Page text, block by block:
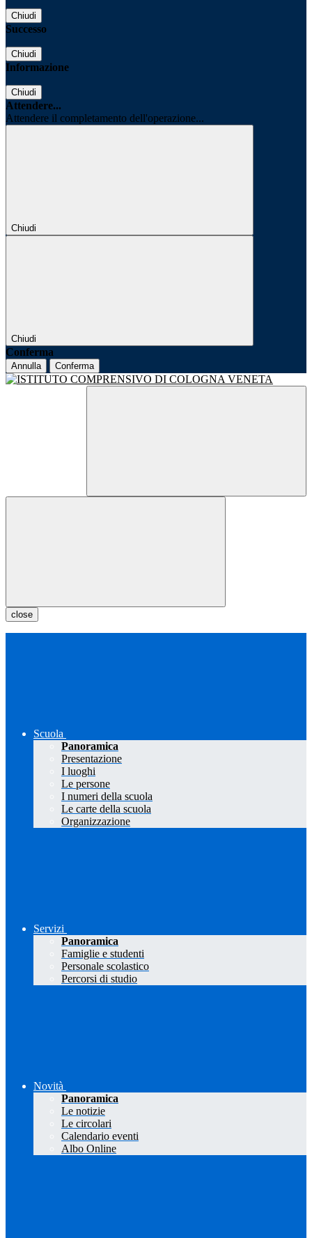
Chiudi
Successo
Chiudi
Informazione
Chiudi
Attendere...
Attendere il completamento dell'operazione...
Chiudi
Chiudi
Conferma
Annulla Conferma
close
Scuola
Panoramica
Presentazione
I luoghi
Le persone
I numeri della scuola
Le carte della scuola
Organizzazione
Servizi
Panoramica
Famiglie e studenti
Personale scolastico
Percorsi di studio
Novità
Panoramica
Le notizie
Le circolari
Calendario eventi
Albo Online